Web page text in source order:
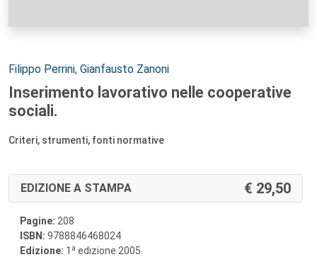
Autori:
Filippo Perrini, Gianfausto Zanoni
Inserimento lavorativo nelle cooperative
sociali.
Criteri, strumenti, fonti normative
EDIZIONE A STAMPA 29,50
Pagine: 208
ISBN: 9788846468024
Edizione: 1 a edizione 2005